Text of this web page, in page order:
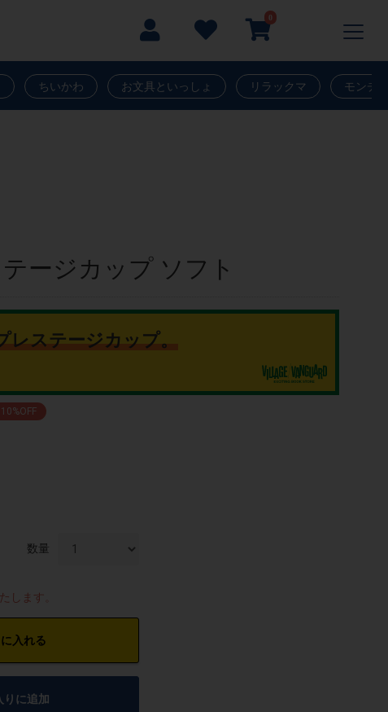
0
ちいかわ お文具といっしょ リラックマ モンチ
テージカップ ソフト
レステージカップ。
10%OFF
数量
します。
入れる
りに追加